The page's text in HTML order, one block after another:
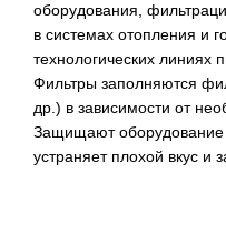
оборудования,
в системах отопления и
технологических линиях
Фильтры заполняются
др.) в зависимости от
Защищают оборудование
устраняет плохой вкус и